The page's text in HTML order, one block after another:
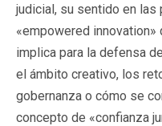
judicial, su sentido en
«empowered
implica para la defensa
el ámbito creativo, los
gobernanza o cómo se
concepto de «confianza